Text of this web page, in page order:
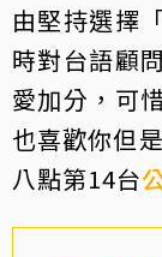
由堅持選擇
時對台語顧
愛加分，可
也喜歡你但
八點第14台